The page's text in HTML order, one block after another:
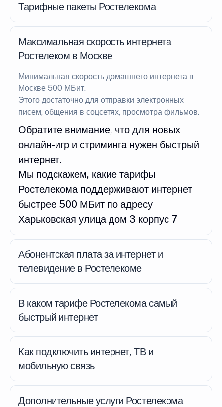
Тарифные пакеты Ростелекома
Максимальная скорость интернета
Ростелеком в Москве
Минимальная скорость домашнего интернета в
Москве 500 МБит.
Этого достаточно для отправки электронных
писем, общения в соцсетях, просмотра фильмов.
Обратите внимание, что для новых
онлайн-игр и стриминга нужен быстрый
интернет.
Мы подскажем, какие тарифы
Ростелекома поддерживают интернет
быстрее 500 МБит по адресу
Харьковская улица дом 3 корпус 7
Абонентская плата за интернет и
телевидение в Ростелекоме
В каком тарифе Ростелекома самый
быстрый интернет
Как подключить интернет, ТВ и
мобильную связь
Дополнительные услуги Ростелекома